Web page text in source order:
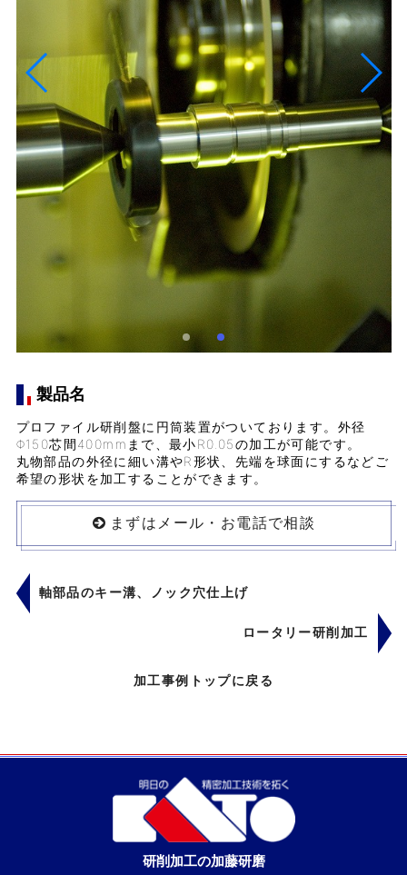
製品名
プロファイル研削盤に円筒装置がついております。外径
Φ150芯間400mmまで、最小R0.05の加工が可能です。
丸物部品の外径に細い溝やR形状、先端を球面にするなどご
希望の形状を加工することができます。
まずはメール・お電話で相談
軸部品のキー溝、ノック穴仕上げ
ロータリー研削加工
加工事例トップに戻る
研削加工の加藤研磨